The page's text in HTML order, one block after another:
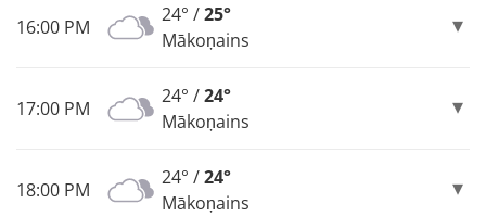
16:00 PM
24° /25°
Mākoņains
17:00 PM
24° /24°
Mākoņains
18:00 PM
24° /24°
Mākoņains